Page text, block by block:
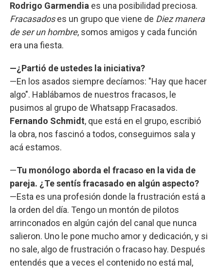
Rodrigo Garmendia es una posibilidad preciosa.
Fracasadoses un grupo que viene de Diez manera
de ser un hombre, somos amigos y cada función
era una fiesta.
—¿Partió de ustedes la iniciativa?
—En los asados siempre decíamos: "Hay que hacer
algo". Hablábamos de nuestros fracasos, le
pusimos al grupo de Whatsapp Fracasados.
Fernando Schmidt, que está en el grupo, escribió
la obra, nos fascinó a todos, conseguimos sala y
acá estamos.
—Tu monólogo aborda el fracaso en la vida de
pareja. ¿Te sentís fracasado en algún aspecto?
—Esta es una profesión donde la frustración está a
la orden del día. Tengo un montón de pilotos
arrinconados en algún cajón del canal que nunca
salieron. Uno le pone mucho amor y dedicación, y si
no sale, algo de frustración o fracaso hay. Después
entendés que a veces el contenido no está mal,